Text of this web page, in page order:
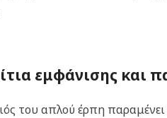
εμφάνισης και
του απλού έρπη